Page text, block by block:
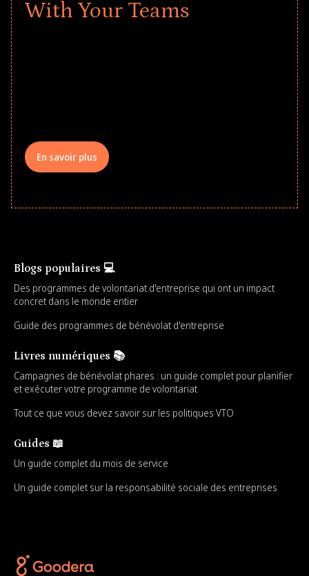
With Your Teams
En savoir plus
Blogs populaires 💻
Des programmes de volontariat d'entreprise qui ont un impact
concret dans le monde entier
Guide des programmes de bénévolat d'entreprise
Livres numériques 📚
Campagnes de bénévolat phares : un guide complet pour planifier
et exécuter votre programme de volontariat
Tout ce que vous devez savoir sur les politiques VTO
Guides 📖
Un guide complet du mois de service
Un guide complet sur la responsabilité sociale des entreprises